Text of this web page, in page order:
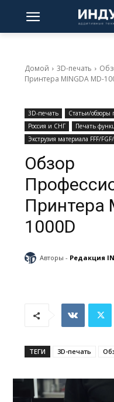
Домой 3D-печать
Принтера MINGDA MD-
3D-печать Статьи/обзоры
Россия и СНГ
Печать
Экструзия материала FFF/
Обзор
Принтера
1000D
Авторы - Редакция
ТЕГИ 3D-печать